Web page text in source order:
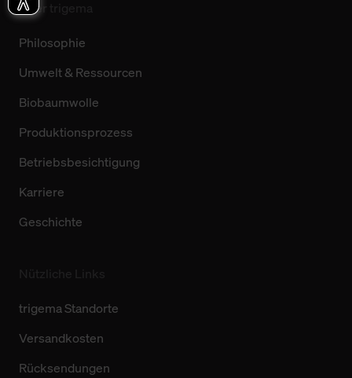
Über trigema
Philosophie
Umwelt & Ressourcen
Biobaumwolle
Produktionsprozess
Betriebsbesichtigung
Karriere
Geschichte
trigema Standorte
Versandkosten
Rücksendungen